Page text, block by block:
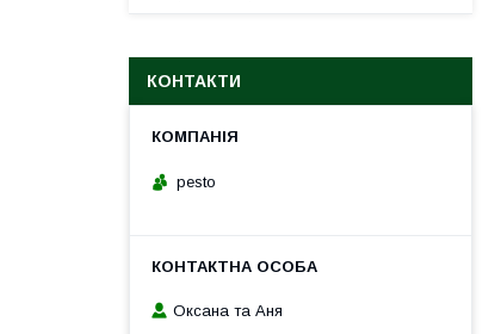
КОНТАКТИ
pesto
Оксана та Аня